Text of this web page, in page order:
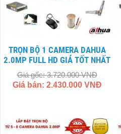
TRỌN BỘ 1 CAMERA DAHUA
2.0MP FULL HD GIÁ TỐT NHẤT
Giá gốc: 3.720.000 VNĐ
Giá bán: 2.430.000 VNĐ